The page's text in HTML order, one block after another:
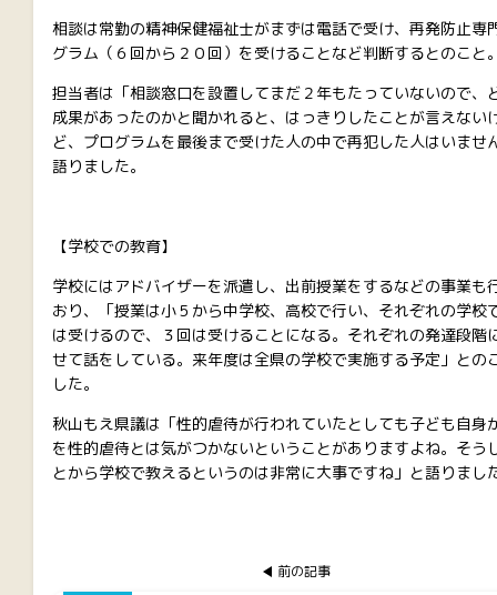
相談は常勤の精神保健福祉士がまずは電話で受け、再発防止専
グラム（６回から２０回）を受けることなど判断するとのこと
担当者は「相談窓口を設置してまだ２年もたっていないので、
成果があったのかと聞かれると、はっきりしたことが言えない
ど、プログラムを最後まで受けた人の中で再犯した人はいませ
語りました。
【学校での教育】
学校にはアドバイザーを派遣し、出前授業をするなどの事業も
おり、「授業は小５から中学校、高校で行い、それぞれの学校
は受けるので、３回は受けることになる。それぞれの発達段階
せて話をしている。来年度は全県の学校で実施する予定」との
した。
秋山もえ県議は「性的虐待が行われていたとしても子ども自身
を性的虐待とは気がつかないということがありますよね。そう
とから学校で教えるというのは非常に大事ですね」と語りまし
前の記事